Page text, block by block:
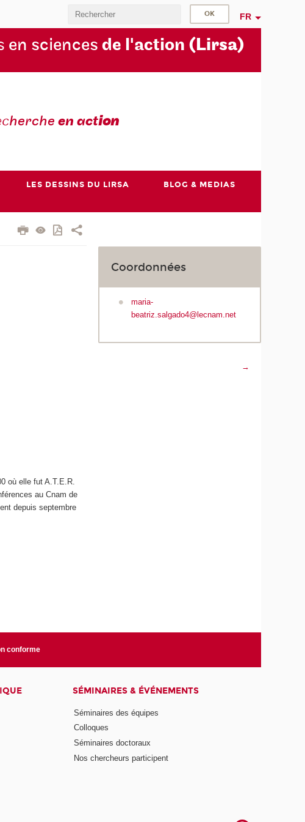
FR
en sciences de l'action (Lirsa)
herche en action
LES DESSINS DU LIRSA BLOG & MEDIAS
où elle fut A.T.E.R.
au Cnam de
depuis septembre
Coordonnées
maria-
beatriz.salgado4@lecnam.net
→
conforme
SÉMINAIRES & ÉVÉNEMENTS
Séminaires des équipes
Colloques
Séminaires doctoraux
Nos chercheurs participent